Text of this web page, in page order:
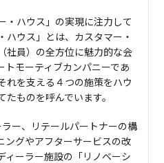
・ハウス」の実現に注力して
ハウス」とは、カスタマー・
社員）の全方位に魅力的な会
トモーティブカンパニーであ
れを支える４つの施策をハウ
ものを呼んでいます。
ー、リテールパートナーの構
ングやアフターサービスの改
ィーラー施設の「リノベーシ